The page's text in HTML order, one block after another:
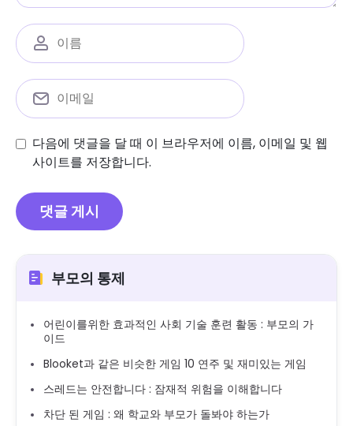
다음에 댓글을 달 때 이 브라우저에 이름, 이메일 및 웹
사이트를 저장합니다.
부모의 통제
어린이를위한 효과적인 사회 기술 훈련 활동 : 부모의 가
이드
Blooket과 같은 비슷한 게임 10 연주 및 재미있는 게임
스레드는 안전합니다 : 잠재적 위험을 이해합니다
차단 된 게임 : 왜 학교와 부모가 돌봐야 하는가